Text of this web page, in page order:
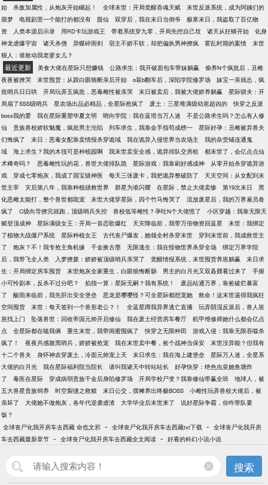
始
杀敌加属性，从炮灰开始崛起！ 全球末世：开局觉醒吞魂天赋
末世反派系统，成为阿姨们的
噩梦
电视剧里一个能打的都没有 股仙 双穿后，我在末日当倒爷
极寒末日，我盗取了百亿物
资
人类本源启示录 用RD卡玩游戏王 带着系统穿九零，开局先挖自己坟 诸天从狂蟒开始
化身
神龙虐爆宇宙
诸天杀僧 异蝶碎雨剑 宿主不娇不软，却把偏执男神撩疯 霍乱时期的案情
末世
狠人：谁敢动我老婆女儿？
最近更新 美食大佬在星际只想赚钱 公路求生：我开破面包车带妹躺赢
偷养N个疯批后，丑雌
夜夜被撩哭
末世囤货：从跟白眼狼断亲后开始 o装b翻车后，深陷学院修罗场
妹宝一亲就怂，疯
批哨兵日日哄
开局玩弄五疯批，恶毒雌性被亲哭 末日被卖后，我被大佬娇养躺赢
星际驯夫：开
局扇了SSS级哨兵
星农场出品必精品，全星际抢疯了 废土：三星堆满级幼崽超凶的
快穿之反派
boss我的爱
我在星际重塑华夏文明 哨向学院：我在蓝塔当万人迷
不是公路求生吗？怎么有人修
仙
贵族兽校娇软魅魔，疯批男主沦陷 列车求生，我靠金手指苟成榜一
星际好孕：丑雌被弃兽夫
们悔疯了
末日：恶毒女配靠卖情报杀穿诡域 我在诡异入侵世界当农场主
我的杂货铺连通鬼
域
海上求生？我的木筏可是种植园啊 我末世卖安全感，诡异排队交房租
都末世了，会亿点点仙
术稀奇吗？
恶毒雌性玩的花，兽世大佬排队跪 星际游戏：我靠刷好感成神
从零开始杀穿诡异游
戏
穿成七零炮灰，我成了国宝级神医 每天三张废卡，我把诡异整破防了
天灾空间：从女配到末
世主宰
灾后第八年，我靠种植拯救世界 群星为谁闪耀 在星际，禁止大佬卖惨 第19次末日
黑
化恶雌太能打，整个兽世都跪宠
末世大佬穿星际，四个竹马悔哭了
流放废星后，我的万界雇员卷
疯了
C级向导撩完就跑，顶级哨兵失控 兽校低等雌性？孕吐N个大佬慌了
小区穿越：我靠无限天
赋登顶成神
星际满级女王：开局一首恋歌爆红 天灾降临前，我带万倍物资回蓝星
末世：我绑定
了植物大战僵尸系统
星际种植女王 古代丧尸爆发，她领全村杀穿末世
穿到末世前，我成救世主
了
炮灰？不！我专抢主角机缘 千金换古墨 无限逃生：我在怪物世界杀穿全场
绑定万界学院
后，我带飞全人类
入梦撩拨：娇娇被顶级哨兵亲哭了 觉醒情报系统，末世囤货养崽躺赢
末日求
生：开局绑定房车囤货
末世炮灰全家重生，白眼狼悔断肠 男主的白月光又双叒叕看过来了
手握
小可怜剧本，反杀不过分吧？
掐指一算：星际无嗣？我有系统！
废品站通万界，靠捡破烂暴富
了
酸雨来临前，我先肝出安全堡垒 恶龙是嘤嘤怪？可全星际都想宠她
救命！这末世逼得我疯狂
空间囤货
末世：每天签到一个兽形老公？！ 全蓝星蹲我异界逃亡直播
玩弄阴湿反派后，兽人崽
崽找上门
坠落兽世：回收帝国元帅开启修仙 我在废土经营房车餐厅
机甲维修师她什么都会亿点
点
全星际都在嗑我俩 重生末世，我带闺蜜囤疯了 快穿之无限种田
游戏入侵：我靠无限吞噬杀
疯了！
夜夜共感腹黑哨兵，娇娇被抢宠 我在末世卖中餐，捡个战神当保安
末世没异能？但我有
十二个兽夫
身怀神农穿废土，冷面元帅宠上天 末日求生：我在海上建堡垒
星际万人迷，全星系
大佬的白月光
我在星际福利院当院长 请叫我诸天中转站站长
好孕快穿：绝色虫皇她鱼塘炸
了
毒医在星际 穿成病弱贵族千金后身陷修罗场 开局学校尸变？我靠修仙带赢全班
地球人，被
五大兽星贵族饲养
时空裂缝之救赎 末日公交，摆摊养出终极BOSS
小雌性玩弄兽校大佬后，被
亲坏了
大佬她不做炮灰，各年代逆袭虐渣 大学毕业后末世来了
说好星际争霸，你咋带队要
饭？
全球丧尸化我开房车去西藏 命也文邪 - 全球丧尸化我开房车去西藏txt下载 - 全球丧尸化我开房
车去西藏最新章节 - 全球丧尸化我开房车去西藏全文阅读 - 好看的科幻小说小说
搜索